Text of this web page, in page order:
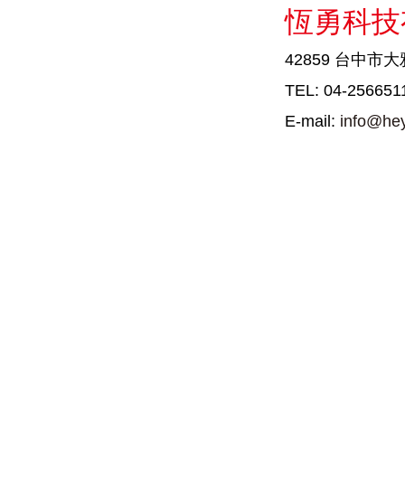
恆勇科
42859 台中市
TEL: 04-
E-mail: